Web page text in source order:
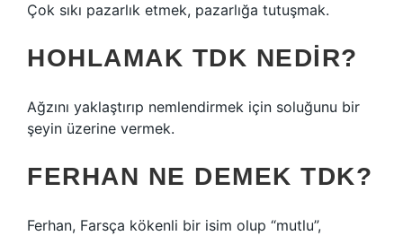
Çok sıkı pazarlık etmek, pazarlığa tutuşmak.
HOHLAMAK TDK NEDIR?
Ağzını yaklaştırıp nemlendirmek için soluğunu bir
şeyin üzerine vermek.
FERHAN NE DEMEK TDK?
Ferhan, Farsça kökenli bir isim olup “mutlu”,